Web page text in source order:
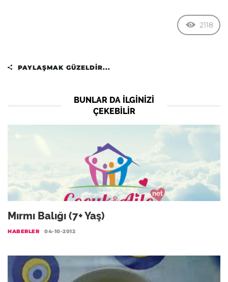
2118
PAYLAŞMAK GÜZELDIR...
BUNLAR DA ILGINIZI
ÇEKEBILIR
Mırmı Balığı (7+ Yaş)
HABERLER 04-10-2012